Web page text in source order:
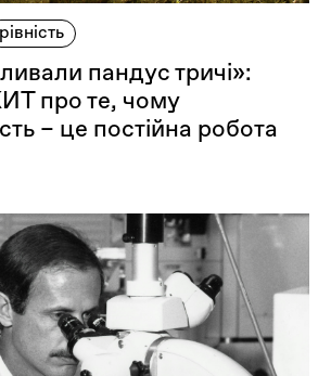
рівність
пандус тричі»:
про те, чому
– це постійна робота